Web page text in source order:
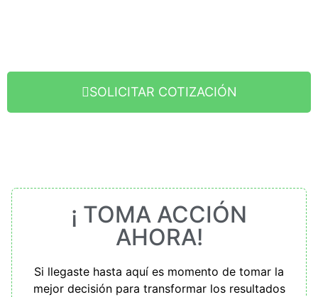
SOLICITAR COTIZACIÓN
¡ TOMA ACCIÓN
AHORA!
Si llegaste hasta aquí es momento de tomar la
mejor decisión para transformar los resultados